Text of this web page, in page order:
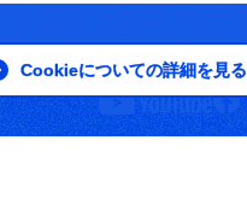
Cookieについての詳細を見る